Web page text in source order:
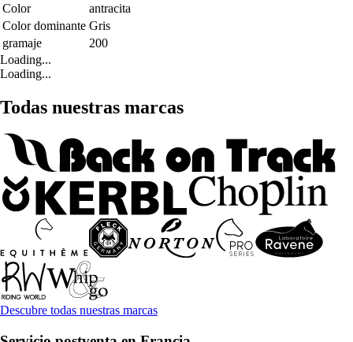
Color
antracita
Color dominante Gris
gramaje
200
Loading...
Loading...
Todas nuestras marcas
Descubre todas nuestras marcas